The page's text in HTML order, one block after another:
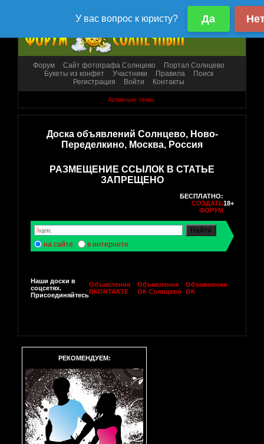
Форум Сайт фотографа Солнцево
Портал Солнцево
Букеты из конфет
Участники Правила
Поиск
Регистрация
Войти Контакты
Активные темы
Доска объявлений Солнцево, Ново-
Переделкино, Москва, Россия
РАЗМЕЩЕНИЕ ССЫЛОК В СТАТЬЕ
ЗАПРЕЩЕНО
БЕСПЛАТНО:
СОЗДАТЬ
ФОРУМ
18+
на сайте в интернете
Наши доски в
соцсетях.
Присоединяйтесь
Объявления
ВКОНТАКТЕ
Объявления
ОК Солнцево
Объявления
ОК
РЕКОМЕНДУЕМ: